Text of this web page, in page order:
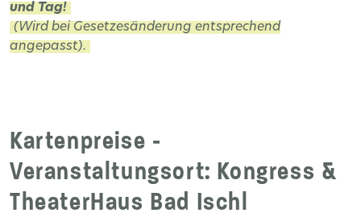
und Tag!
(Wird bei Gesetzesänderung entsprechend
angepasst).
Kartenpreise -
Veranstaltungsort: Kongress &
TheaterHaus Bad Ischl